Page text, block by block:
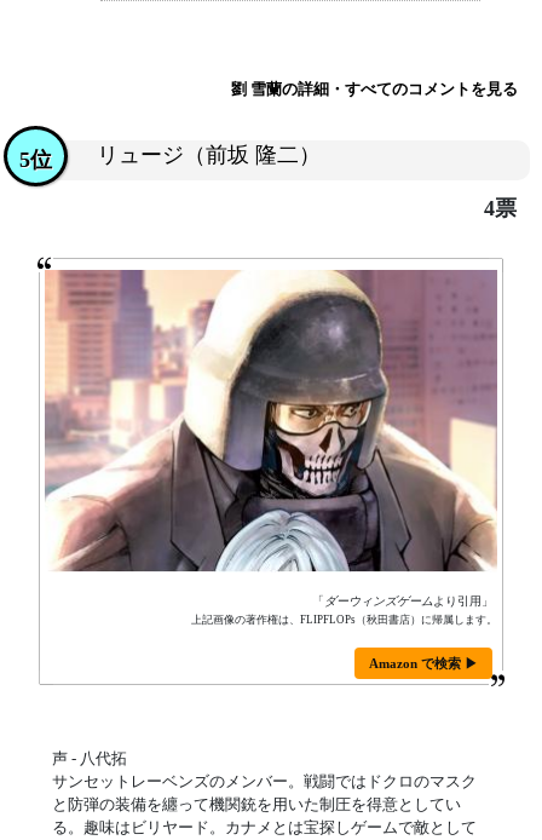
劉 雪蘭の詳細・すべてのコメントを見る
リュージ（前坂 隆二）
5位
4票
「 ダーウィンズゲーム より引用」
上記画像の著作権は、FLIPFLOPs（秋田書店）に帰属します。
Amazon で検索 ▶
声 - 八代拓
サンセットレーベンズのメンバー。戦闘ではドクロのマスク
と防弾の装備を纏って機関銃を用いた制圧を得意としてい
る。趣味はビリヤード。カナメとは宝探しゲームで敵として